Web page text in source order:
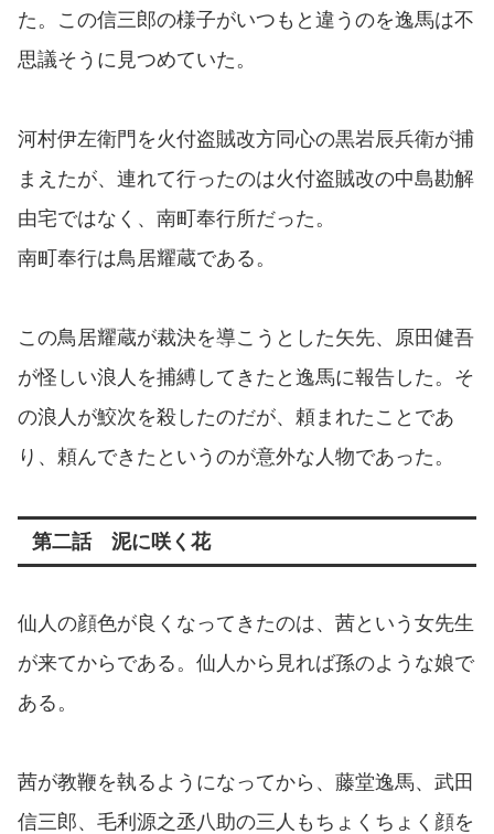
た。この信三郎の様子がいつもと違うのを逸馬は不
思議そうに見つめていた。
河村伊左衛門を火付盗賊改方同心の黒岩辰兵衛が捕
まえたが、連れて行ったのは火付盗賊改の中島勘解
由宅ではなく、南町奉行所だった。
南町奉行は鳥居耀蔵である。
この鳥居耀蔵が裁決を導こうとした矢先、原田健吾
が怪しい浪人を捕縛してきたと逸馬に報告した。そ
の浪人が鮫次を殺したのだが、頼まれたことであ
り、頼んできたというのが意外な人物であった。
第二話 泥に咲く花
仙人の顔色が良くなってきたのは、茜という女先生
が来てからである。仙人から見れば孫のような娘で
ある。
茜が教鞭を執るようになってから、藤堂逸馬、武田
信三郎、毛利源之丞八助の三人もちょくちょく顔を